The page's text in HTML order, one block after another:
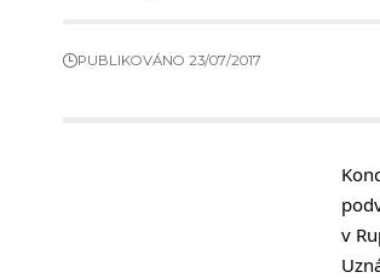
PUBLIKOVÁNO 23/07/2017
v